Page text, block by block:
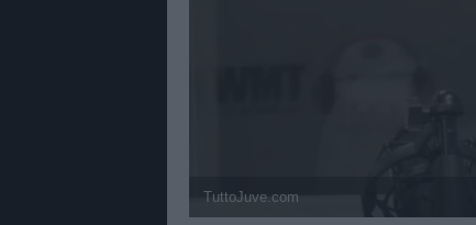
TuttoJuve.com